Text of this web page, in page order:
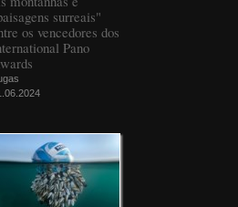
surreais"
os vencedores dos
Pano